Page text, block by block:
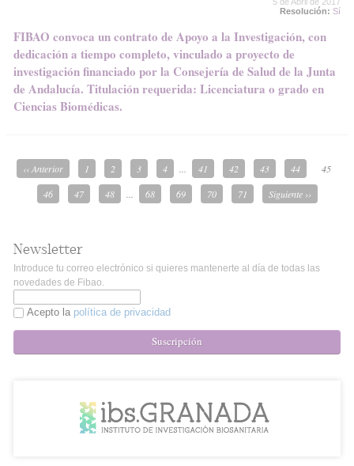
Resolución: Sí
FIBAO convoca un contrato de Apoyo a la Investigación, con
dedicación a tiempo completo, vinculado a proyecto de
investigación financiado por la Consejería de Salud de la Junta
de Andalucía. Titulación requerida: Licenciatura o grado en
Ciencias Biomédicas.
‹‹ Anterior 1 2 3 4 41 42 43 44
45
46
47 48 68 69 70 71 Siguiente ››
Newsletter
Introduce tu correo electrónico si quieres mantenerte al día de todas las
novedades de Fibao.
Acepto la política de privacidad
Suscripción